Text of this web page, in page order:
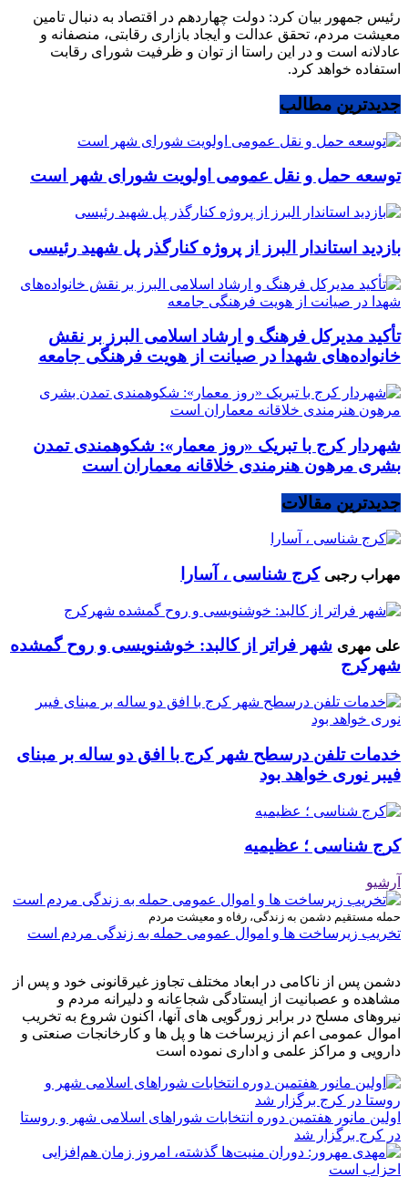
رئیس جمهور بیان کرد: دولت چهاردهم در اقتصاد به دنبال تامین
معیشت مردم، تحقق عدالت و ایجاد بازاری رقابتی، منصفانه و
عادلانه است و در این راستا از توان و ظرفیت شورای رقابت
استفاده خواهد کرد.
جدیدترین مطالب
توسعه حمل و نقل عمومی اولویت شورای شهر است
بازدید استاندار البرز از پروژه کنارگذر پل شهید رئیسی
تأکید مدیرکل فرهنگ و ارشاد اسلامی البرز بر نقش
خانواده‌های شهدا در صیانت از هویت فرهنگی جامعه
شهردار کرج با تبریک «روز معمار»: شکوهمندی تمدن
بشری مرهون هنرمندی خلاقانه معماران است
جدیدترین مقالات
مهراب رجبی کرج شناسی ، آسارا
علی مهری شهر فراتر از کالبد: خوشنویسی و روح گمشده
شهرکرج
خدمات تلفن درسطح شهر کرج با افق دو ساله بر مبنای
فیبر نوری خواهد بود
کرج شناسی ؛ عظیمیه
آرشیو
حمله مستقیم دشمن به زندگی، رفاه و معیشت مردم
تخریب زیرساخت ها و اموال عمومی حمله به زندگی مردم است
دشمن پس از ناکامی در ابعاد مختلف تجاوز غیرقانونی خود و پس از
مشاهده و عصبانیت از ایستادگی شجاعانه و دلیرانه مردم و
نیروهای مسلح در برابر زورگویی های آنها، اکنون شروع به تخریب
اموال عمومی اعم از زیرساخت ها و پل ها و کارخانجات صنعتی و
دارویی و مراکز علمی و اداری نموده است
اولین مانور هفتمین دوره انتخابات شوراهای اسلامی شهر و روستا
در کرج برگزار شد